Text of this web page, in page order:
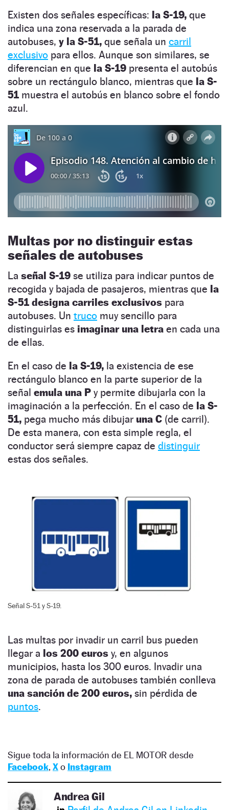
Existen dos señales específicas: la S-19, que
indica una zona reservada a la parada de
autobuses, y la S-51, que señala un carril
exclusivo para ellos. Aunque son similares, se
diferencian en que la S-19 presenta el autobús
sobre un rectángulo blanco, mientras que la S-
51 muestra el autobús en blanco sobre el fondo
azul.
Multas por no distinguir estas
señales de autobuses
La señal S-19 se utiliza para indicar puntos de
recogida y bajada de pasajeros, mientras que la
S-51 designa carriles exclusivos para
autobuses. Un truco muy sencillo para
distinguirlas es imaginar una letra en cada una
de ellas.
En el caso de la S-19, la existencia de ese
rectángulo blanco en la parte superior de la
señal emula una P y permite dibujarla con la
imaginación a la perfección. En el caso de la S-
51, pega mucho más dibujar una C (de carril).
De esta manera, con esta simple regla, el
conductor será siempre capaz de distinguir
estas dos señales.
Señal S-51 y S-19.
Las multas por invadir un carril bus pueden
llegar a los 200 euros y, en algunos
municipios, hasta los 300 euros. Invadir una
zona de parada de autobuses también conlleva
una sanción de 200 euros, sin pérdida de
puntos.
Sigue toda la información de EL MOTOR desde
Facebook, Xo Instagram
Andrea Gil